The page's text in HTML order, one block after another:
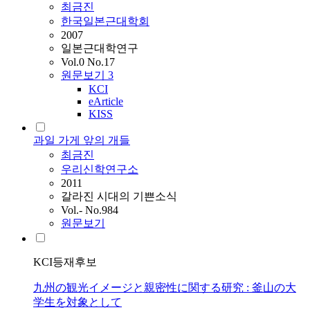
최금진
한국일본근대학회
2007
일본근대학연구
Vol.0 No.17
원문보기 3
KCI
eArticle
KISS
과일 가게 앞의 개들
최금진
우리신학연구소
2011
갈라진 시대의 기쁜소식
Vol.- No.984
원문보기
KCI등재후보
九州の観光イメージと親密性に関する研究 : 釜山の大
学生を対象として